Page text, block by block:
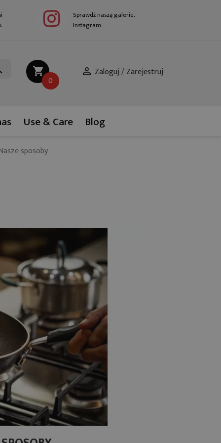
Sprawdź naszą galerie.
Instagram
shopping_cart
0

Use & Care Blog
sposoby